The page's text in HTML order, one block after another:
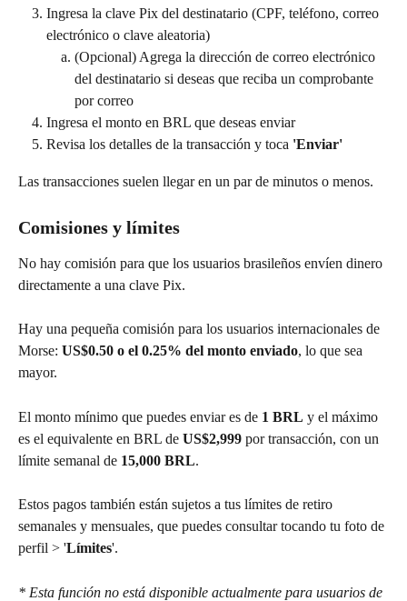
Ingresa la clave Pix del destinatario (CPF, teléfono, correo
electrónico o clave aleatoria)
(Opcional) Agrega la dirección de correo electrónico
del destinatario si deseas que reciba un comprobante
por correo
Ingresa el monto en BRL que deseas enviar
Revisa los detalles de la transacción y toca 'Enviar'
Las transacciones suelen llegar en un par de minutos o menos.
Comisiones y límites
No hay comisión para que los usuarios brasileños envíen dinero
directamente a una clave Pix.
Hay una pequeña comisión para los usuarios internacionales de
Morse: US$0.50 o el 0.25% del monto enviado, lo que sea
mayor.
El monto mínimo que puedes enviar es de 1 BRL y el máximo
es el equivalente en BRL de US$2,999 por transacción, con un
límite semanal de 15,000 BRL.
Estos pagos también están sujetos a tus límites de retiro
semanales y mensuales, que puedes consultar tocando tu foto de
perfil > 'Límites'.
* Esta función no está disponible actualmente para usuarios de